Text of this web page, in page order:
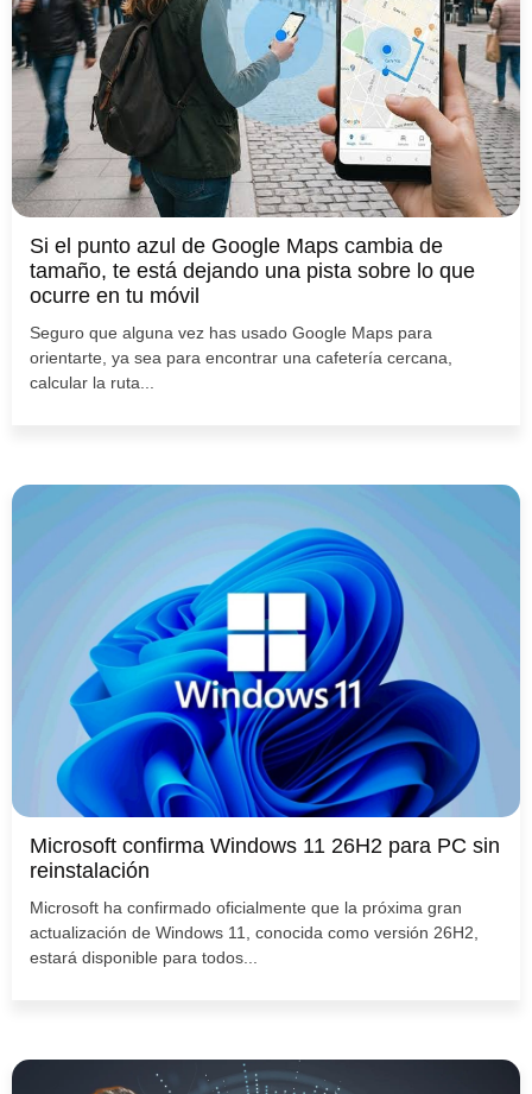
Si el punto azul de Google Maps cambia de
tamaño, te está dejando una pista sobre lo que
ocurre en tu móvil
Seguro que alguna vez has usado Google Maps para
orientarte, ya sea para encontrar una cafetería cercana,
calcular la ruta...
Microsoft confirma Windows 11 26H2 para PC sin
reinstalación
Microsoft ha confirmado oficialmente que la próxima gran
actualización de Windows 11, conocida como versión 26H2,
estará disponible para todos...